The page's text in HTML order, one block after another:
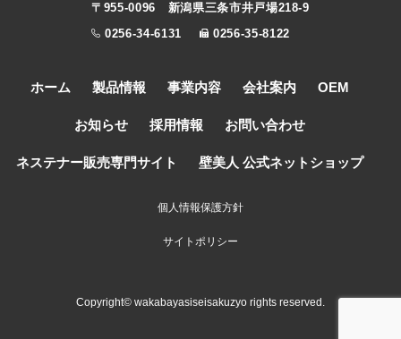
〒955-0096 新潟県三条市井戸場218-9
0256-34-6131
0256-35-8122
ホーム 製品情報 事業内容 会社案内 OEM
お知らせ 採用情報 お問い合わせ
ネステナー販売専門サイト 壁美人 公式ネットショップ
個人情報保護方針
サイトポリシー
Copyright© wakabayasiseisakuzyo rights reserved.